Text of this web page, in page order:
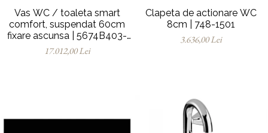
Vas WC / toaleta smart
comfort, suspendat 60cm
fixare ascunsa | 5674B403-
6194
17.012,00 Lei
Clapeta de actionare WC
8cm | 748-1501
3.636,00 Lei